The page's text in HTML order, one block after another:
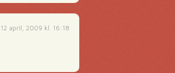
12 april, 2009 kl. 16:18